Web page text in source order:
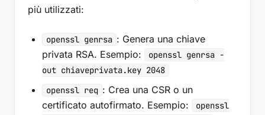
più utilizzati:
openssl genrsa : Genera una chiave
privata RSA. Esempio:
openssl genrsa -
out chiaveprivata.key 2048
openssl req : Crea una CSR o un
certificato autofirmato. Esempio:
openssl